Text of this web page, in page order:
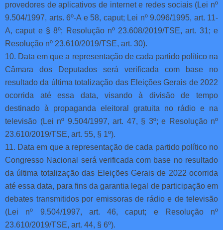
provedores de aplicativos de internet e redes sociais (Lei nº
9.504/1997, arts. 6º-A e 58, caput; Lei nº 9.096/1995, art. 11-
A, caput e § 8º; Resolução nº 23.608/2019/TSE, art. 31; e
Resolução nº 23.610/2019/TSE, art. 30).
10. Data em que a representação de cada partido político na
Câmara dos Deputados será verificada com base no
resultado da última totalização das Eleições Gerais de 2022
ocorrida até essa data, visando à divisão de tempo
destinado à propaganda eleitoral gratuita no rádio e na
televisão (Lei nº 9.504/1997, art. 47, § 3º; e Resolução nº
23.610/2019/TSE, art. 55, § 1º).
11. Data em que a representação de cada partido político no
Congresso Nacional será verificada com base no resultado
da última totalização das Eleições Gerais de 2022 ocorrida
até essa data, para fins da garantia legal de participação em
debates transmitidos por emissoras de rádio e de televisão
(Lei nº 9.504/1997, art. 46, caput; e Resolução nº
23.610/2019/TSE, art. 44, § 6º).